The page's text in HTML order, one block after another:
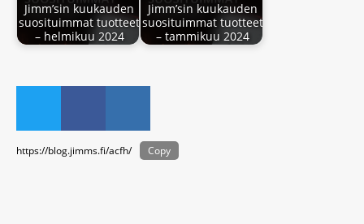
Jimm’sin kuukauden
suosituimmat tuotteet
– helmikuu 2024
Jimm’sin kuukauden
suosituimmat tuotteet
– tammikuu 2024
https://blog.jimms.fi/acfh/